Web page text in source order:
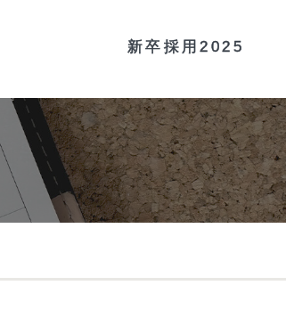
新卒採用2025